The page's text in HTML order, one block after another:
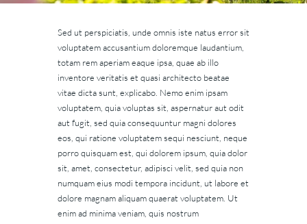
Sed ut perspiciatis, unde omnis iste natus error sit
voluptatem accusantium doloremque laudantium,
totam rem aperiam eaque ipsa, quae ab illo
inventore veritatis et quasi architecto beatae
vitae dicta sunt, explicabo. Nemo enim ipsam
voluptatem, quia voluptas sit, aspernatur aut odit
aut fugit, sed quia consequuntur magni dolores
eos, qui ratione voluptatem sequi nesciunt, neque
porro quisquam est, qui dolorem ipsum, quia dolor
sit, amet, consectetur, adipisci velit, sed quia non
numquam eius modi tempora incidunt, ut labore et
dolore magnam aliquam quaerat voluptatem. Ut
enim ad minima veniam, quis nostrum